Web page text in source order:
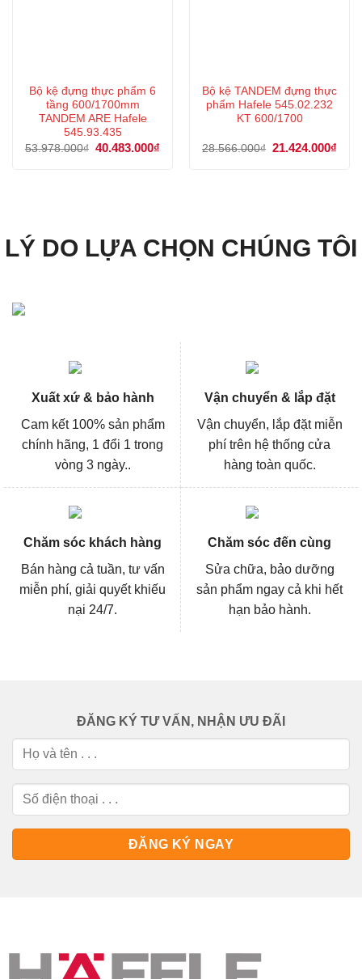
Bộ kệ đựng thực phẩm 6
tầng 600/1700mm
TANDEM ARE Hafele
545.93.435
53.978.000₫ Giá
40.483.000₫
Bộ kệ TANDEM đựng thực
phẩm Hafele 545.02.232
KT 600/1700
28.566.000₫ Giá
21.424.000₫
LÝ DO LỰA CHỌN CHÚNG TÔI
Xuất xứ & bảo hành
Cam kết 100% sản phẩm
chính hãng, 1 đổi 1 trong
vòng 3 ngày..
Vận chuyển & lắp đặt
Vận chuyển, lắp đặt miễn
phí trên hệ thống cửa
hàng toàn quốc.
Chăm sóc khách hàng
Bán hàng cả tuần, tư vấn
miễn phí, giải quyết khiếu
nại 24/7.
Chăm sóc đến cùng
Sửa chữa, bảo dưỡng
sản phẩm ngay cả khi hết
hạn bảo hành.
ĐĂNG KÝ TƯ VẤN, NHẬN ƯU ĐÃI